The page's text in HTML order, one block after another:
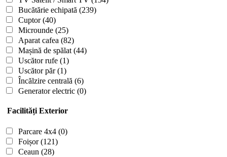
Bucătărie echipată (239)
Cuptor(40)
Microunde (25)
Aparat cafea (82)
Mașină de spălat (44)
Uscător rufe (1)
Uscător păr(1)
Încălzire centrală (6)
Generator electric (0)
Facilități Exterior
Parcare 4x4 (0)
Foișor(121)
Ceaun (28)